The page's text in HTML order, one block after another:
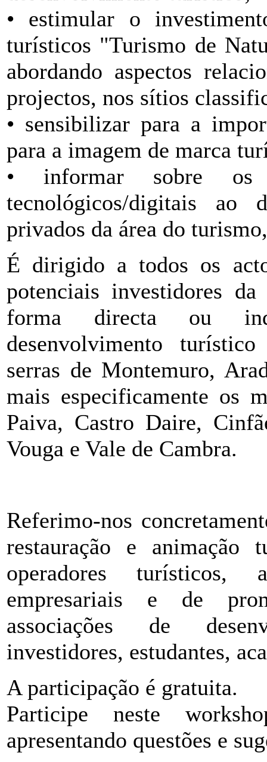
• estimular o
turísticos "Turismo de
abordando aspectos
projectos, nos sítios
• sensibilizar para a
para a imagem de marca
• informar sobre os
tecnológicos/digitais ao
privados da área do
É dirigido a todos os
potenciais investidores
forma directa ou
desenvolvimento
serras de Montemuro,
mais especificamente os
Paiva, Castro Daire,
Vouga e Vale de Cambra.
Referimo-nos
restauração e animação
operadores turísticos,
empresariais e de
associações de
investidores, estudantes,
A participação é gratuita.
Participe neste
apresentando questões e